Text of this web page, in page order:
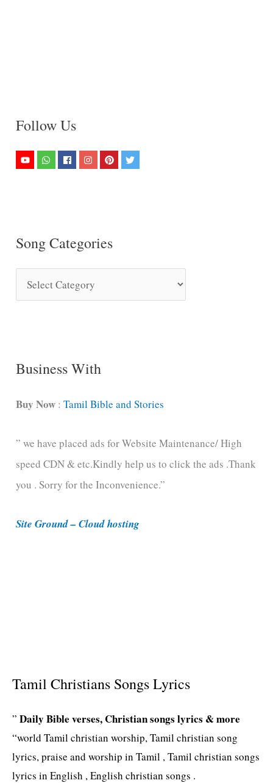
Follow Us
Song Categories
o
C
t
g
o
r
e
Business With
Buy Now :Tamil Bible and Stories
” we have placed ads for Website Maintenance/ High
speed CDN & etc.Kindly help us to click the ads .Thank
you . Sorry for the Inconvenience.”
Site Ground – Cloud hosting
Tamil Christians Songs Lyrics
” Daily Bible verses, Christian songs lyrics & more
“world Tamil christian worship, Tamil christian song
lyrics, praise and worship in Tamil , Tamil christian songs
lyrics in English , English christian songs .